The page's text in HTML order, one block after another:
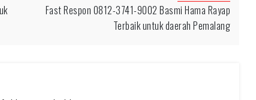
Fast Respon 0812-3741-9002 Basmi Hama Rayap
Terbaik untuk daerah Pemalang